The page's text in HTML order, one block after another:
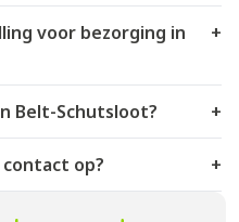
voor bezorging in
+
Belt-Schutsloot? +
op? +